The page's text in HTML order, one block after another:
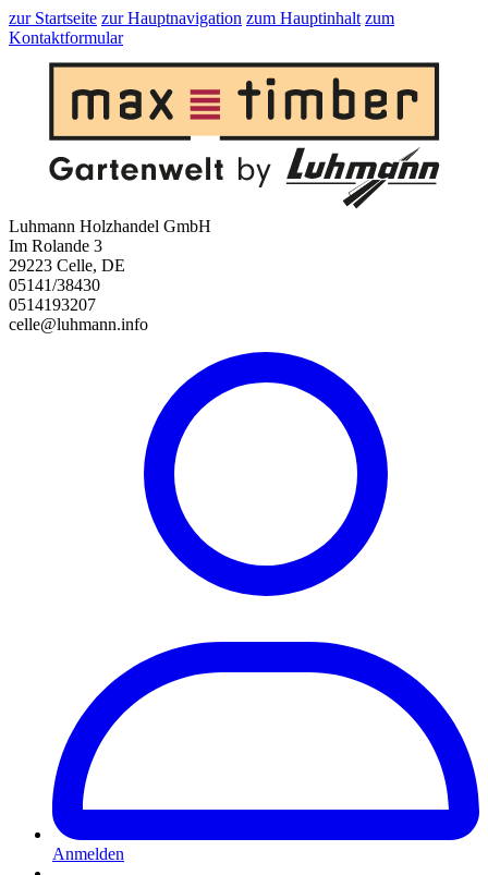
zur Startseite zur Hauptnavigation zum Hauptinhalt zum
Kontaktformular
Luhmann Holzhandel GmbH
Im Rolande 3
29223 Celle, DE
05141/38430
0514193207
celle@luhmann.info
Anmelden